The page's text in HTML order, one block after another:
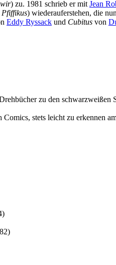
) zu. 1981 schrieb er mit Jean
) wiederauferstehen, die
Eddy Ryssack und Cubitus von
zu den schwarzweißen
stets leicht zu erkennen